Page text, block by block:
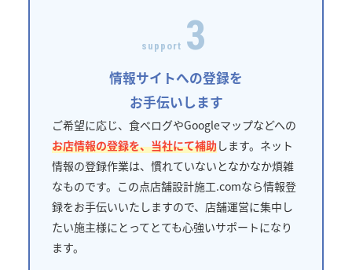
support 3
情報サイトへの登録を
お手伝いします
ご希望に応じ、食べログやGoogleマップなどへの
お店情報の登録を、当社にて補助します。ネット
情報の登録作業は、慣れていないとなかなか煩雑
なものです。この点店舗設計施工.comなら情報登
録をお手伝いいたしますので、店舗運営に集中し
たい施主様にとってとても心強いサポートになり
ます。